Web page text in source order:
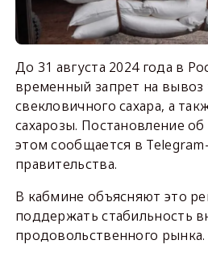
До 31 августа 2024 года в
временный запрет на вывоз
свекловичного сахара, а
сахарозы. Постановление
этом сообщается в
правительства.
В кабмине объясняют это
поддержать стабильность
продовольственного рынка.